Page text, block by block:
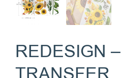
REDESIGN –